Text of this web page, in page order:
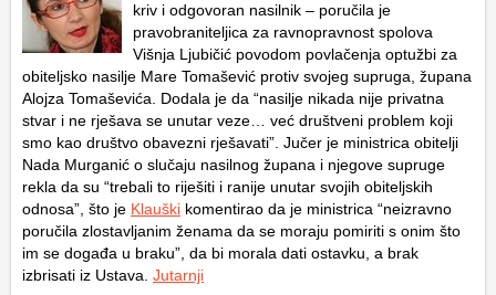
kriv i odgovoran nasilnik – poručila je
pravobraniteljica za ravnopravnost spolova
Višnja Ljubičić povodom povlačenja optužbi za
obiteljsko nasilje Mare Tomašević protiv svojeg supruga, župana
Alojza Tomaševića. Dodala je da “nasilje nikada nije privatna
stvar i ne rješava se unutar veze… već društveni problem koji
smo kao društvo obavezni rješavati”. Jučer je ministrica obitelji
Nada Murganić o slučaju nasilnog župana i njegove supruge
rekla da su “trebali to riješiti i ranije unutar svojih obiteljskih
odnosa”, što je Klauški komentirao da je ministrica “neizravno
poručila zlostavljanim ženama da se moraju pomiriti s onim što
im se događa u braku”, da bi morala dati ostavku, a brak
izbrisati iz Ustava. Jutarnji